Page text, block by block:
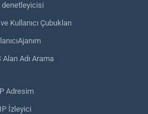
denetleyicisi
Kullanıcı Çubukları
Alan Adı Arama
Adresim
IP İzleyici